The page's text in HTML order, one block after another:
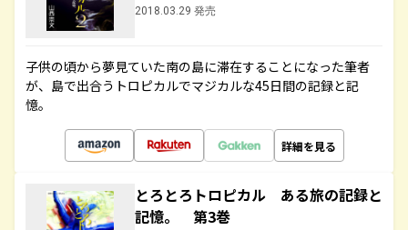
2018.03.29 発売
子供の頃から夢見ていた南の島に滞在することになった筆者
が、島で出合うトロピカルでマジカルな45日間の記録と記
憶。
詳細を見る
とろとろトロピカル ある旅の記録と
記憶。 第3巻